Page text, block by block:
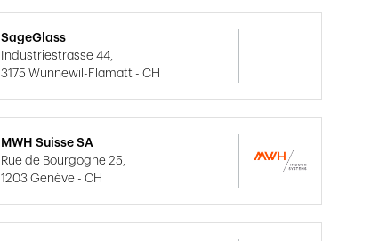
SageGlass
Industriestrasse 44,
3175 Wünnewil-Flamatt - CH
MWH Suisse SA
Rue de Bourgogne 25,
1203 Genève - CH